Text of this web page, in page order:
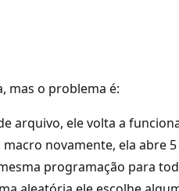
mas o problema é:
arquivo, ele volta a
novamente, ela abre
programação para